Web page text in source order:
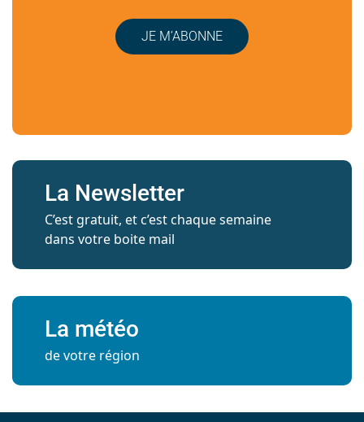
JE M’ABONNE
La Newsletter
C’est gratuit, et c’est chaque semaine
dans votre boite mail
La météo
de votre région